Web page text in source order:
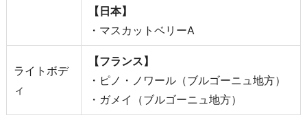
【日本】
・マスカットベリーA
ライトボデ
ィ
【フランス】
・ピノ・ノワール（ブルゴーニュ地方）
・ガメイ（ブルゴーニュ地方）